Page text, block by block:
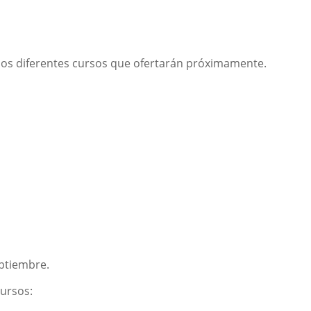
diferentes cursos que ofertarán próximamente.